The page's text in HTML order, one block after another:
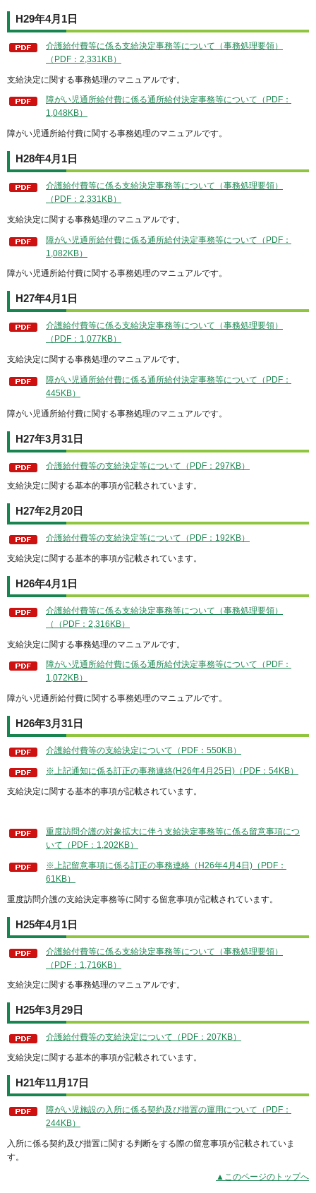
H29年4月1日
介護給付費等に係る支給決定事務等について（事務処理要領）
（PDF：2,331KB）
支給決定に関する事務処理のマニュアルです。
障がい児通所給付費に係る通所給付決定事務等について（PDF：
1,048KB）
障がい児通所給付費に関する事務処理のマニュアルです。
H28年4月1日
介護給付費等に係る支給決定事務等について（事務処理要領）
（PDF：2,331KB）
支給決定に関する事務処理のマニュアルです。
障がい児通所給付費に係る通所給付決定事務等について（PDF：
1,082KB）
障がい児通所給付費に関する事務処理のマニュアルです。
H27年4月1日
介護給付費等に係る支給決定事務等について（事務処理要領）
（PDF：1,077KB）
支給決定に関する事務処理のマニュアルです。
障がい児通所給付費に係る通所給付決定事務等について（PDF：
445KB）
障がい児通所給付費に関する事務処理のマニュアルです。
H27年3月31日
介護給付費等の支給決定等について（PDF：297KB）
支給決定に関する基本的事項が記載されています。
H27年2月20日
介護給付費等の支給決定等について（PDF：192KB）
支給決定に関する基本的事項が記載されています。
H26年4月1日
介護給付費等に係る支給決定事務等について（事務処理要領）
（（PDF：2,316KB）
支給決定に関する事務処理のマニュアルです。
障がい児通所給付費に係る通所給付決定事務等について（PDF：
1,072KB）
障がい児通所給付費に関する事務処理のマニュアルです。
H26年3月31日
介護給付費等の支給決定について（PDF：550KB）
※上記通知に係る訂正の事務連絡(H26年4月25日)（PDF：54KB）
支給決定に関する基本的事項が記載されています。
重度訪問介護の対象拡大に伴う支給決定事務等に係る留意事項につ
いて（PDF：1,202KB）
※上記留意事項に係る訂正の事務連絡（H26年4月4日)（PDF：
61KB）
重度訪問介護の支給決定事務等に関する留意事項が記載されています。
H25年4月1日
介護給付費等に係る支給決定事務等について（事務処理要領）
（PDF：1,716KB）
支給決定に関する事務処理のマニュアルです。
H25年3月29日
介護給付費等の支給決定について（PDF：207KB）
支給決定に関する基本的事項が記載されています。
H21年11月17日
障がい児施設の入所に係る契約及び措置の運用について（PDF：
244KB）
入所に係る契約及び措置に関する判断をする際の留意事項が記載されていま
す。
▲このページのトップへ